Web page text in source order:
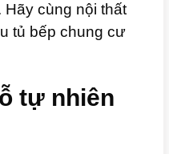
Hãy cùng nội thất
tủ bếp chung cư
tự nhiên